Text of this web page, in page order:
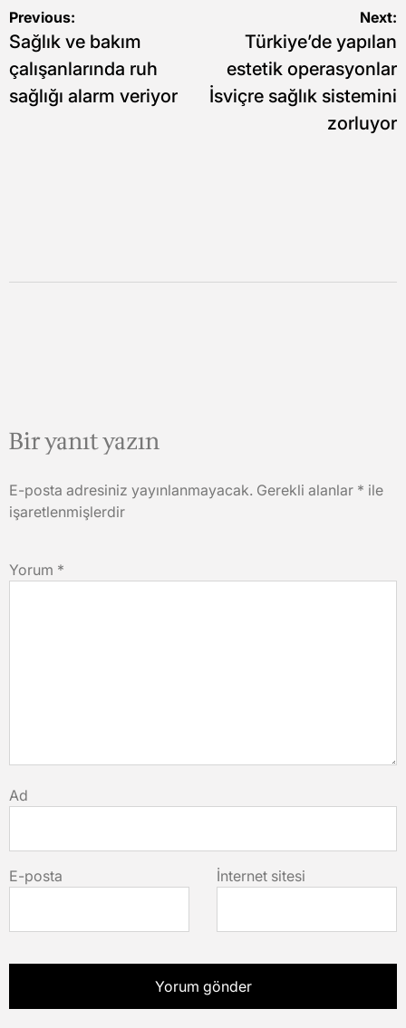
Yazı
gezinmesi
Previous:
Sağlık ve bakım
çalışanlarında ruh
sağlığı alarm veriyor
Next:
Türkiye’de yapılan
estetik operasyonlar
İsviçre sağlık sistemini
zorluyor
Bir yanıt yazın
E-posta adresiniz yayınlanmayacak. Gerekli alanlar * ile
işaretlenmişlerdir
Yorum *
Ad
E-posta İnternet sitesi